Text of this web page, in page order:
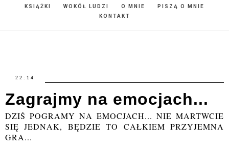
KSIĄŻKI
WOKÓŁ LUDZI O MNIE
PISZĄ O MNIE
KONTAKT
22:14
Zagrajmy na emocjach...
DZIŚ POGRAMY NA EMOCJACH... NIE MARTWCIE
SIĘ JEDNAK, BĘDZIE TO CAŁKIEM PRZYJEMNA
GRA...